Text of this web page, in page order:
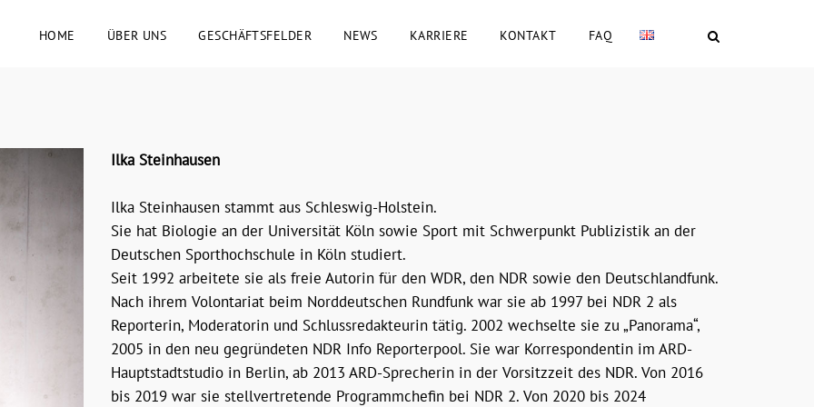
HOME ÜBER UNS GESCHÄFTSFELDER NEWS KARRIERE KONTAKT FAQ
Ilka Steinhausen
Ilka Steinhausen stammt aus Schleswig-Holstein.
Sie hat Biologie an der Universität Köln sowie Sport mit Schwerpunkt Publizistik an der
Deutschen Sporthochschule in Köln studiert.
Seit 1992 arbeitete sie als freie Autorin für den WDR, den NDR sowie den Deutschlandfunk.
Nach ihrem Volontariat beim Norddeutschen Rundfunk war sie ab 1997 bei NDR 2 als
Reporterin, Moderatorin und Schlussredakteurin tätig. 2002 wechselte sie zu „Panorama“,
2005 in den neu gegründeten NDR Info Reporterpool. Sie war Korrespondentin im ARD-
Hauptstadtstudio in Berlin, ab 2013 ARD-Sprecherin in der Vorsitzzeit des NDR. Von 2016
bis 2019 war sie stellvertretende Programmchefin bei NDR 2. Von 2020 bis 2024